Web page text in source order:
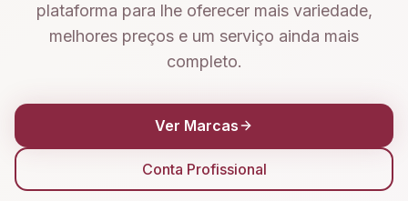
plataforma para lhe oferecer mais variedade,
melhores preços e um serviço ainda mais
completo.
Ver Marcas
Conta Profissional